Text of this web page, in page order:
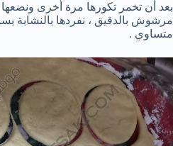
بعد أن تخمر تكورها مرة أخرى
متساوي .